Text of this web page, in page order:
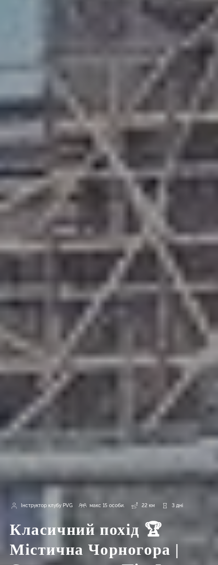
Інструктор клубу PVG макс 15 особи. 22 км 3 дні
Класичний похід 🏆
Містична Чорногора |